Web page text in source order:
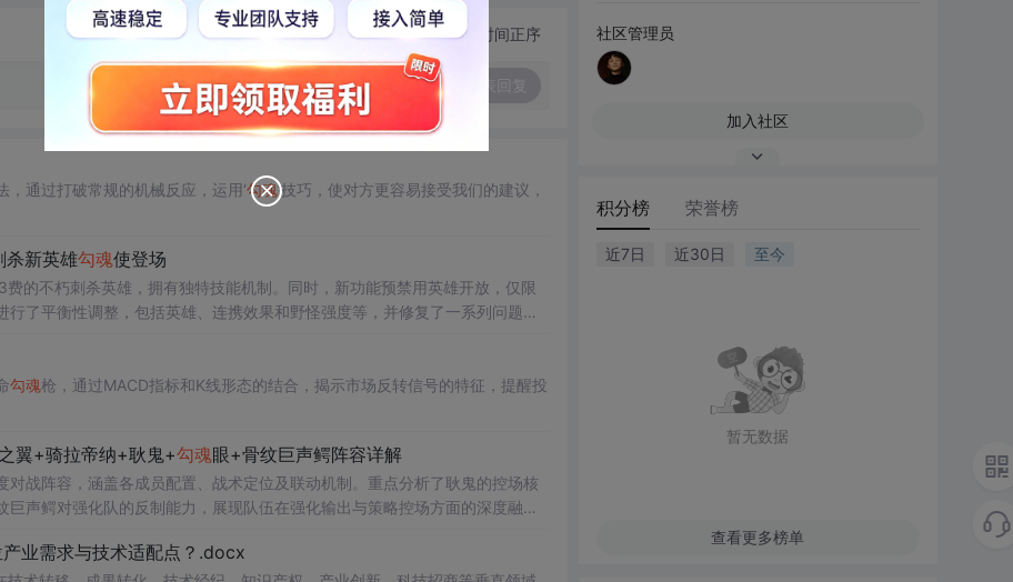
切换为时间正序
通过打破常规的机械反应，运用‘勾魂’技巧，使对方更容易接受我们的建议，
杀新英雄勾魂使登场
费的不朽刺杀英雄，拥有独特技能机制。同时，新功能预禁用英雄开放，仅限
了平衡性调整，包括英雄、连携效果和野怪强度等，并修复了一系列问题和
勾魂枪，通过MACD指标和K线形态的结合，揭示市场反转信号的特征，提醒投
翼+骑拉帝纳+耿鬼+勾魂眼+骨纹巨声鳄阵容详解
战阵容，涵盖各成员配置、战术定位及联动机制。重点分析了耿鬼的控场核
声鳄对强化队的反制能力，展现队伍在强化输出与策略控场方面的深度融
业需求与技术适配点？.docx
社区管理员
加入社区
积分榜 荣誉榜
近7日 近30日 至今
暂无数据
查看更多榜单